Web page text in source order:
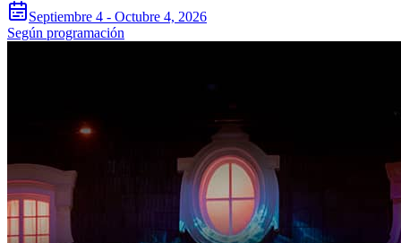
Septiembre 4 - Octubre 4, 2026
Según programación